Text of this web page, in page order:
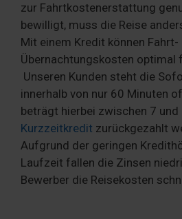
zur Fahrtkostenerstattung
bewilligt, muss die Reise
Mit einem Kredit können Fahrt-
Übernachtungskosten optimal
Unseren Kunden steht die
innerhalb von nur 60 Minuten
beträgt hierbei zwischen 7 und
Kurzzeitkredit zurückgezahlt
Aufgrund der geringen
Laufzeit fallen die Zinsen
Bewerber die Reisekosten